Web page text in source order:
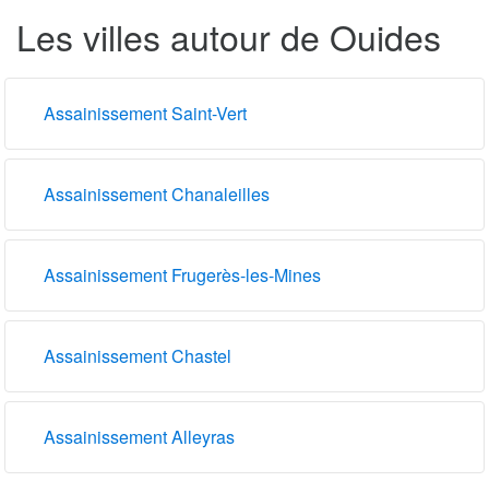
Les villes autour de Ouides
Assainissement Saint-Vert
Assainissement Chanaleilles
Assainissement Frugerès-les-Mines
Assainissement Chastel
Assainissement Alleyras